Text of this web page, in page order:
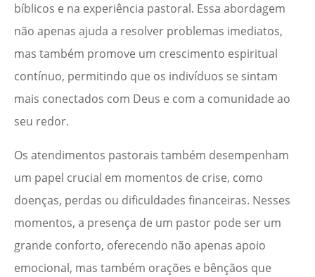
bíblicos e na experiência pastoral. Essa abordagem
não apenas ajuda a resolver problemas imediatos,
mas também promove um crescimento espiritual
contínuo, permitindo que os indivíduos se sintam
mais conectados com Deus e com a comunidade ao
seu redor.
Os atendimentos pastorais também desempenham
um papel crucial em momentos de crise, como
doenças, perdas ou dificuldades financeiras. Nesses
momentos, a presença de um pastor pode ser um
grande conforto, oferecendo não apenas apoio
emocional, mas também orações e bênçãos que